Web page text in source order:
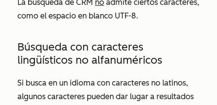
La búsqueda de CRM no admite ciertos caracteres,
como el espacio en blanco UTF-8.
Búsqueda con caracteres
lingüísticos no alfanuméricos
Si busca en un idioma con caracteres no latinos,
algunos caracteres pueden dar lugar a resultados